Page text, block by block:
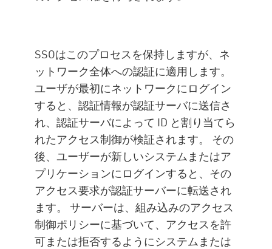
SSOはこのプロセスを保持しますが、ネ
ットワーク全体への認証に適用します。
ユーザが最初にネットワークにログイン
すると、認証情報が認証サーバに送信さ
れ、認証サーバによって ID と割り当てら
れたアクセス制御が検証されます。 その
後、ユーザーが新しいシステムまたはア
プリケーションにログインすると、その
アクセス要求が認証サーバーに転送され
ます。 サーバーは、組み込みのアクセス
制御ポリシーに基づいて、アクセスを許
可または拒否するようにシステムまたは